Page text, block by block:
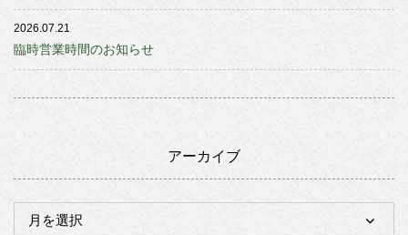
2026.07.21
臨時営業時間のお知らせ
アーカイブ